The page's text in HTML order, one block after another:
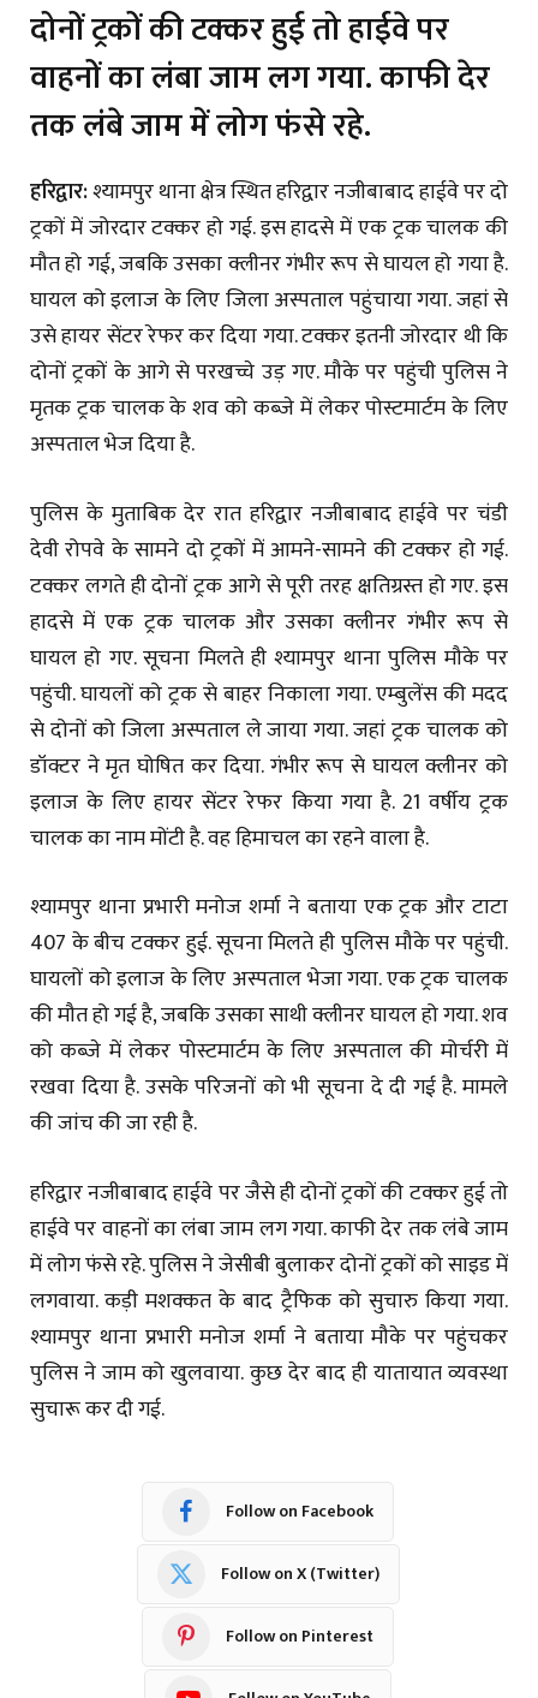
दोनों ट्रकों की टक्कर हुई तो हाईवे पर
वाहनों का लंबा जाम लग गया. काफी देर
तक लंबे जाम में लोग फंसे रहे.
हरिद्वार:श्यामपुर थाना क्षेत्र स्थित हरिद्वार नजीबाबाद हाईवे पर दो
ट्रकों में जोरदार टक्कर हो गई. इस हादसे में एक ट्रक चालक की
मौत हो गई, जबकि उसका क्लीनर गंभीर रूप से घायल हो गया है.
घायल को इलाज के लिए जिला अस्पताल पहुंचाया गया. जहां से
उसे हायर सेंटर रेफर कर दिया गया. टक्कर इतनी जोरदार थी कि
दोनों ट्रकों के आगे से परखच्चे उड़ गए. मौके पर पहुंची पुलिस ने
मृतक ट्रक चालक के शव को कब्जे में लेकर पोस्टमार्टम के लिए
अस्पताल भेज दिया है.
पुलिस के मुताबिक देर रात हरिद्वार नजीबाबाद हाईवे पर चंडी
देवी रोपवे के सामने दो ट्रकों में आमने-सामने की टक्कर हो गई.
टक्कर लगते ही दोनों ट्रक आगे से पूरी तरह क्षतिग्रस्त हो गए. इस
हादसे में एक ट्रक चालक और उसका क्लीनर गंभीर रूप से
घायल हो गए. सूचना मिलते ही श्यामपुर थाना पुलिस मौके पर
पहुंची. घायलों को ट्रक से बाहर निकाला गया. एम्बुलेंस की मदद
से दोनों को जिला अस्पताल ले जाया गया. जहां ट्रक चालक को
डॉक्टर ने मृत घोषित कर दिया. गंभीर रूप से घायल क्लीनर को
इलाज के लिए हायर सेंटर रेफर किया गया है. 21 वर्षीय ट्रक
चालक का नाम मोंटी है. वह हिमाचल का रहने वाला है.
श्यामपुर थाना प्रभारी मनोज शर्मा ने बताया एक ट्रक और टाटा
407 के बीच टक्कर हुई. सूचना मिलते ही पुलिस मौके पर पहुंची.
घायलों को इलाज के लिए अस्पताल भेजा गया. एक ट्रक चालक
की मौत हो गई है, जबकि उसका साथी क्लीनर घायल हो गया. शव
को कब्जे में लेकर पोस्टमार्टम के लिए अस्पताल की मोर्चरी में
रखवा दिया है. उसके परिजनों को भी सूचना दे दी गई है. मामले
की जांच की जा रही है.
हरिद्वार नजीबाबाद हाईवे पर जैसे ही दोनों ट्रकों की टक्कर हुई तो
हाईवे पर वाहनों का लंबा जाम लग गया. काफी देर तक लंबे जाम
में लोग फंसे रहे. पुलिस ने जेसीबी बुलाकर दोनों ट्रकों को साइड में
लगवाया. कड़ी मशक्कत के बाद ट्रैफिक को सुचारु किया गया.
श्यामपुर थाना प्रभारी मनोज शर्मा ने बताया मौके पर पहुंचकर
पुलिस ने जाम को खुलवाया. कुछ देर बाद ही यातायात व्यवस्था
सुचारू कर दी गई.
Follow on Facebook
Follow on X (Twitter)
Follow on Pinterest